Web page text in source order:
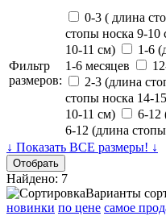
Фильтр
размеров:
0-3 ( длина
стопы носка 9-10
10-11 см)
1-6
1-6 месяцев
2-3 (длина
стопы носка 14-
10-11 см)
6-12
6-12 (длина
↓ Показать ВСЕ размеры! ↓
Найдено: 7
Варианты
новинки по цене самое